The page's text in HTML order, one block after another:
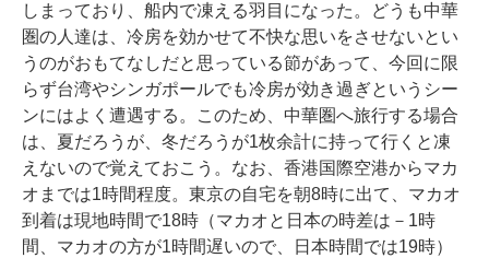
しまっており、船内で凍える羽目になった。どうも中華
圏の人達は、冷房を効かせて不快な思いをさせないとい
うのがおもてなしだと思っている節があって、今回に限
らず台湾やシンガポールでも冷房が効き過ぎというシー
ンにはよく遭遇する。このため、中華圏へ旅行する場合
は、夏だろうが、冬だろうが1枚余計に持って行くと凍
えないので覚えておこう。なお、香港国際空港からマカ
オまでは1時間程度。東京の自宅を朝8時に出て、マカオ
到着は現地時間で18時（マカオと日本の時差は－1時
間、マカオの方が1時間遅いので、日本時間では19時）